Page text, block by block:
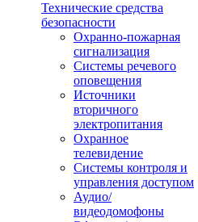
Технические средства
безопасности
Охранно-пожарная
сигнализация
Системы речевого
оповещения
Источники
вторичного
электропитания
Охранное
телевидение
Системы контроля и
управления доступом
Аудио/
видеодомофоны